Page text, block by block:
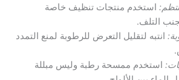
استخدم منتجات تنظيف خاصة
التلف.
انتبه لتقليل التعرض للرطوبة لمنع التمدد
استخدم ممسحة رطبة وليس مبللة